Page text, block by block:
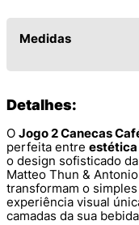
Medidas
Detalhes:
O Jogo 2 Canecas
perfeita entre estética
o design sofisticado
Matteo Thun &
transformam o
experiência visual
camadas da sua